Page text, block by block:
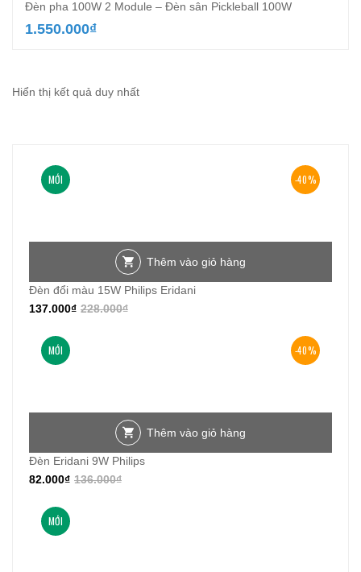
Đèn pha 100W 2 Module – Đèn sân Pickleball 100W
1.550.000₫
Hiển thị kết quả duy nhất
-40%
MỚI
Thêm vào giỏ hàng
Đèn đổi màu 15W Philips Eridani
228.000₫
137.000₫
-40%
MỚI
Thêm vào giỏ hàng
Đèn Eridani 9W Philips
136.000₫
82.000₫
MỚI